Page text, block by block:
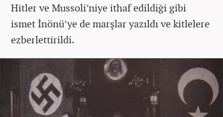
Hitler ve Mussoli’niye ithaf edildiği gibi
ismet İnönü’ye de marşlar yazıldı ve kitlelere
ezberlettirildi.